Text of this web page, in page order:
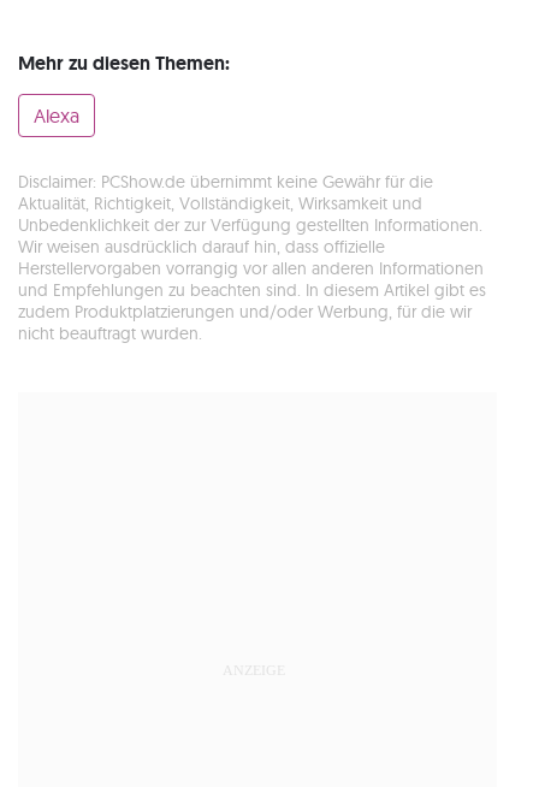
Mehr zu diesen Themen:
Alexa
Disclaimer: PCShow.de übernimmt keine Gewähr für die
Aktualität, Richtigkeit, Vollständigkeit, Wirksamkeit und
Unbedenklichkeit der zur Verfügung gestellten Informationen.
Wir weisen ausdrücklich darauf hin, dass offizielle
Herstellervorgaben vorrangig vor allen anderen Informationen
und Empfehlungen zu beachten sind. In diesem Artikel gibt es
zudem Produktplatzierungen und/oder Werbung, für die wir
nicht beauftragt wurden.